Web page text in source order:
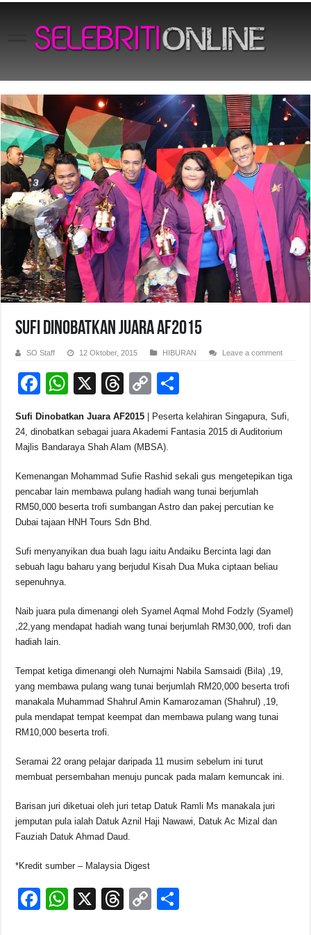
Sufi Dinobatkan Juara AF2015
SO Staff 12 Oktober, 2015 HIBURAN Leave a comment
F
c
e
b
o
o
W
at
s
A
p
p
X
T
e
a
d
s
C
p
y
Li
n
k
ar
Sufi Dinobatkan Juara AF2015 | Peserta kelahiran Singapura, Sufi,
24, dinobatkan sebagai juara Akademi Fantasia 2015 di Auditorium
Majlis Bandaraya Shah Alam (MBSA).
Kemenangan Mohammad Sufie Rashid sekali gus mengetepikan tiga
pencabar lain membawa pulang hadiah wang tunai berjumlah
RM50,000 beserta trofi sumbangan Astro dan pakej percutian ke
Dubai tajaan HNH Tours Sdn Bhd.
Sufi menyanyikan dua buah lagu iaitu Andaiku Bercinta lagi dan
sebuah lagu baharu yang berjudul Kisah Dua Muka ciptaan beliau
sepenuhnya.
Naib juara pula dimenangi oleh Syamel Aqmal Mohd Fodzly (Syamel)
,22,yang mendapat hadiah wang tunai berjumlah RM30,000, trofi dan
hadiah lain.
Tempat ketiga dimenangi oleh Nurnajmi Nabila Samsaidi (Bila) ,19,
yang membawa pulang wang tunai berjumlah RM20,000 beserta trofi
manakala Muhammad Shahrul Amin Kamarozaman (Shahrul) ,19,
pula mendapat tempat keempat dan membawa pulang wang tunai
RM10,000 beserta trofi.
Seramai 22 orang pelajar daripada 11 musim sebelum ini turut
membuat persembahan menuju puncak pada malam kemuncak ini.
Barisan juri diketuai oleh juri tetap Datuk Ramli Ms manakala juri
jemputan pula ialah Datuk Aznil Haji Nawawi, Datuk Ac Mizal dan
Fauziah Datuk Ahmad Daud.
*Kredit sumber – Malaysia Digest
F
W
X
T
C